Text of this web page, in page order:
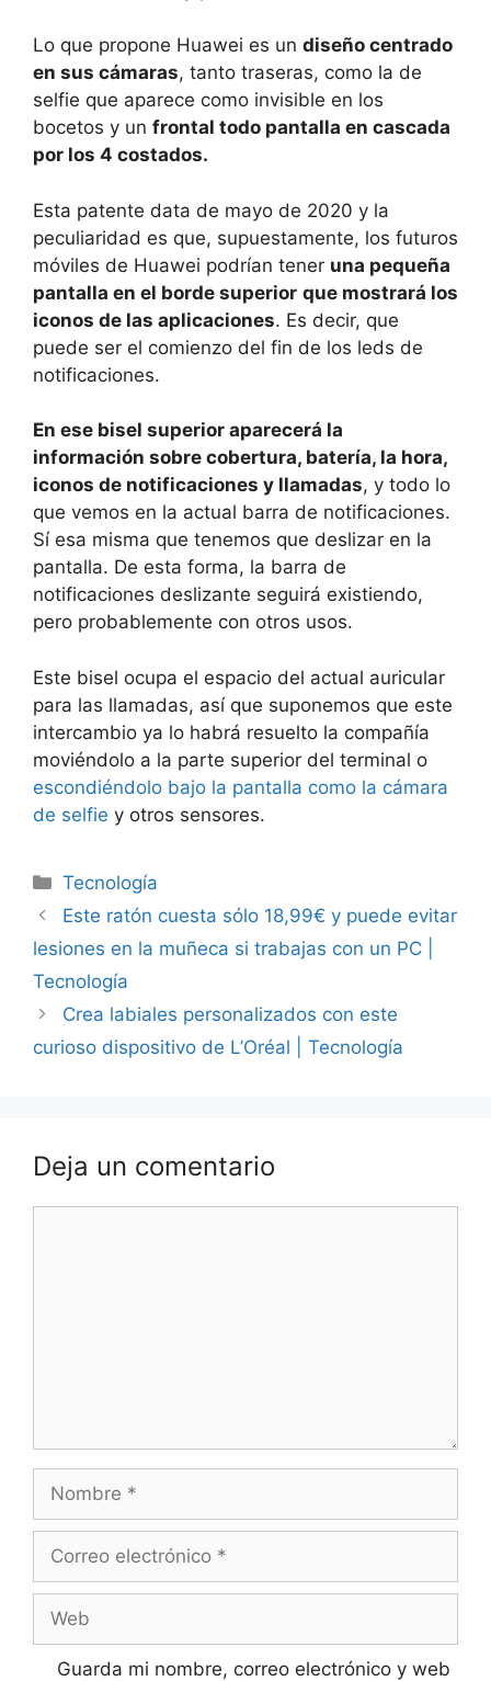
Lo que propone Huawei es un diseño centrado
en sus cámaras, tanto traseras, como la de
selfie que aparece como invisible en los
bocetos y un frontal todo pantalla en cascada
por los 4 costados.
Esta patente data de mayo de 2020 y la
peculiaridad es que, supuestamente, los futuros
móviles de Huawei podrían tener una pequeña
pantalla en el borde superior que mostrará los
iconos de las aplicaciones. Es decir, que
puede ser el comienzo del fin de los leds de
notificaciones.
En ese bisel superior aparecerá la
información sobre cobertura, batería, la hora,
iconos de notificaciones y llamadas, y todo lo
que vemos en la actual barra de notificaciones.
Sí esa misma que tenemos que deslizar en la
pantalla. De esta forma, la barra de
notificaciones deslizante seguirá existiendo,
pero probablemente con otros usos.
Este bisel ocupa el espacio del actual auricular
para las llamadas, así que suponemos que este
intercambio ya lo habrá resuelto la compañía
moviéndolo a la parte superior del terminal o
escondiéndolo bajo la pantalla como la cámara
de selfie y otros sensores.
Categorías
Tecnología
Este ratón cuesta sólo 18,99€ y puede evitar
lesiones en la muñeca si trabajas con un PC |
Tecnología
Crea labiales personalizados con este
curioso dispositivo de L’Oréal | Tecnología
Deja un comentario
electrónico
Guarda mi nombre, correo electrónico y web